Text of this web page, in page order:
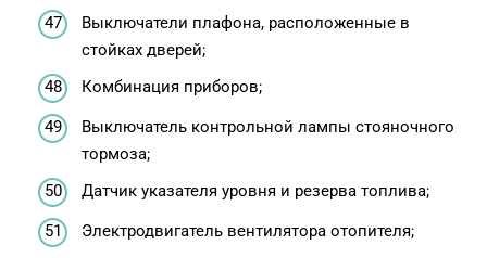
Выключатели плафона, расположенные в
стойках дверей;
Комбинация приборов;
Выключатель контрольной лампы стояночного
тормоза;
Датчик указателя уровня и резерва топлива;
Электродвигатель вентилятора отопителя;